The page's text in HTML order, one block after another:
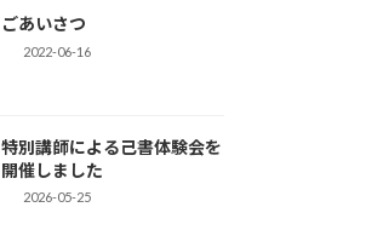
ごあいさつ
2022-06-16
特別講師による己書体験会を
開催しました
2026-05-25